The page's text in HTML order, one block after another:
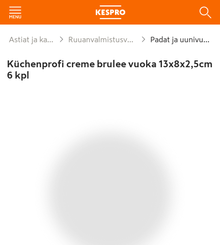
Astiat ja kattaus Ruuanvalmistusvälineet Padat ja uunivuoat
Küchenprofi creme brulee vuoka 13x8x2,5cm
6 kpl